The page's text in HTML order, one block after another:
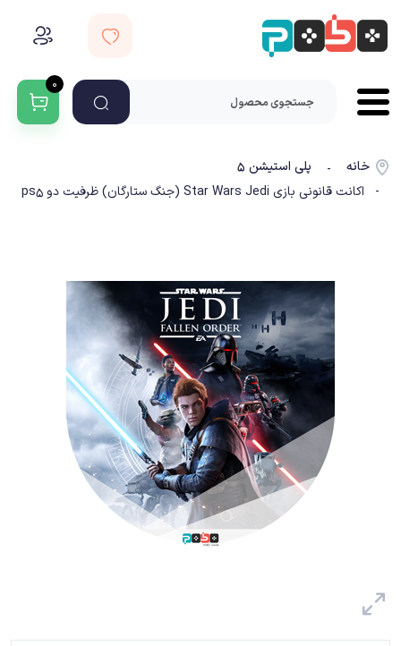
۰
خانه -
پلی استیشن ۵
- اکانت قانونی بازی Star Wars Jedi (جنگ ستارگان) ظرفیت دو ps5